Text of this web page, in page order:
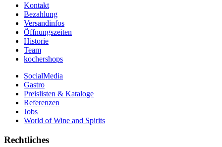
Kontakt
Bezahlung
Versandinfos
Öffnungszeiten
Historie
Team
kochershops
SocialMedia
Gastro
Preislisten & Kataloge
Referenzen
Jobs
World of Wine and Spirits
Rechtliches